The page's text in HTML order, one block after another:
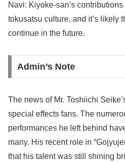
Navi: Kiyoke-san’s
tokusatsu culture, and it’s likely
continue in the future.
Admin’s Note
The news of Mr. Toshiichi
special effects fans. The
performances he left behind
many. His recent role in
that his talent was still shining